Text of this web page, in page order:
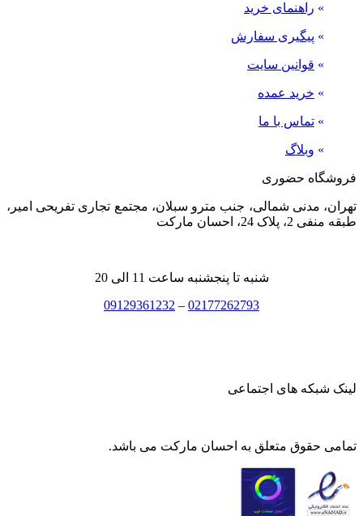
» راهنمای خرید
» پیگیری سفارش
» قوانین سایت
» خرید عمده
» تماس با ما
» وبلاگ
فروشگاه حضوری
تهران، مدنی شمالی، جنب مترو سبلان، مجتمع تجاری تفریحی امیر،
طبقه منفی 2، پلاک 24، احسان مارکت
شنبه تا پنجشنبه ساعت 11 الی 20
02177262793
–
09129361232
لینک شبکه های اجتماعی
تمامی حقوق متعلق به احسان مارکت می باشد.